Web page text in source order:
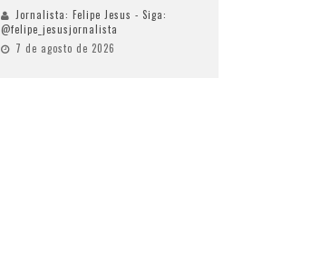
Jornalista: Felipe Jesus - Siga:
@felipe_jesusjornalista
7 de agosto de 2026